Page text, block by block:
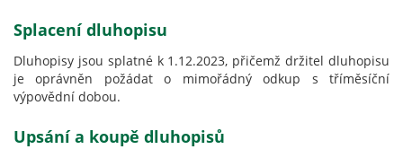
Splacení dluhopisu
Dluhopisy jsou splatné k 1.12.2023, přičemž držitel dluhopisu
je oprávněn požádat o mimořádný odkup s tříměsíční
výpovědní dobou.
Upsání a koupě dluhopisů